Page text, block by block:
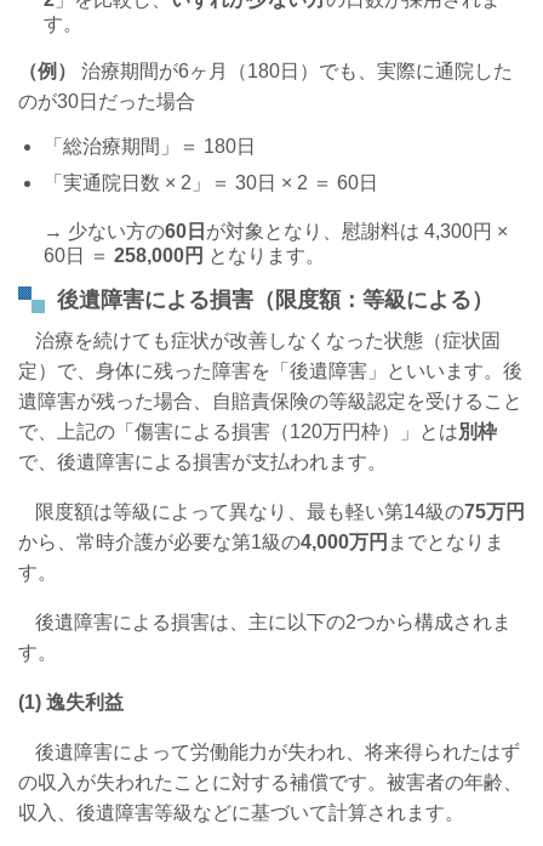
す。
（例） 治療期間が6ヶ月（180日）でも、実際に通院した
のが30日だった場合
「総治療期間」＝ 180日
「実通院日数 × 2 」＝ 30日 × 2 ＝ 60日
→ 少ない方の60 日 が対象となり、慰謝料は 4,300円 ×
60日 ＝ 258,000円 となります。
後遺障害による損害（限度額：等級による）
治療を続けても症状が改善しなくなった状態（症状固
定）で、身体に残った障害を「後遺障害」といいます。後
遺障害が残った場合、自賠責保険の等級認定を受けること
で、上記の「傷害による損害（120万円枠）」とは別枠
で、後遺障害による損害が支払われます。
限度額は等級によって異なり、最も軽い第14級の75万円
から、常時介護が必要な第1級の4,000万円 までとなりま
す。
後遺障害による損害は、主に以下の2つから構成されま
す。
(1) 逸失利益
後遺障害によって労働能力が失われ、将来得られたはず
の収入が失われたことに対する補償です。被害者の年齢、
収入、後遺障害等級などに基づいて計算されます。